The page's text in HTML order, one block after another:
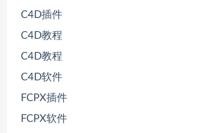
C4D插件
C4D教程
C4D教程
C4D软件
FCPX插件
FCPX软件